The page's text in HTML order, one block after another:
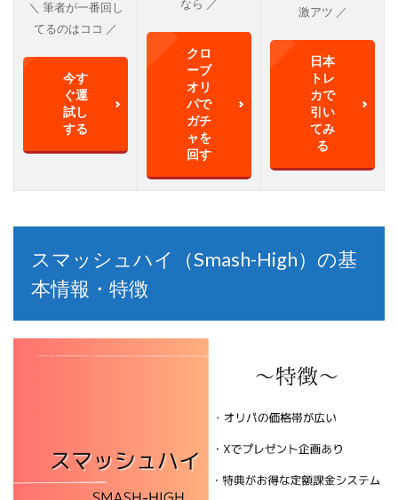
＼ 筆者が一番回し
てるのはココ ／
今す
ぐ運
試し
する
なら ／
クロ
ーブ
オリ
パで
ガチ
ャを
回す
激アツ ／
日本
トレ
カで
引い
てみ
る
スマッシュハイ（Smash-High）の基
本情報・特徴